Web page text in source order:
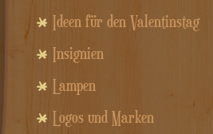
Ideen für den Valentinstag
Insignien
Lampen
Logos und Marken